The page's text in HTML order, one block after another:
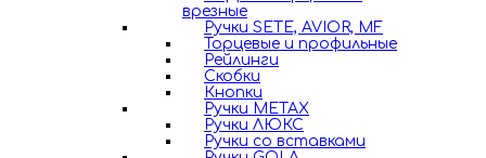
врезные
Ручки SETE, AVIOR, MF
Торцевые и профильные
Рейлинги
Скобки
Кнопки
Ручки METAX
Ручки ЛЮКС
Ручки со вставками